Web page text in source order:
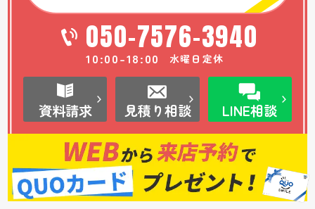
050-7576-3940
10:00-18:00 水曜日定休
資料請求 見積り相談 LINE相談